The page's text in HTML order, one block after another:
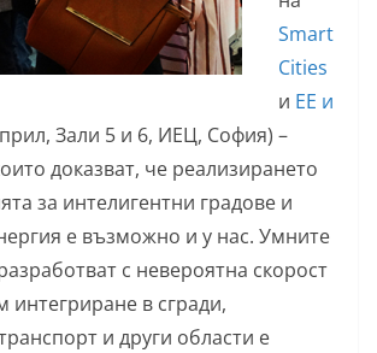
Smart
Cities
и ЕЕ и
Зали 5 и 6, ИЕЦ, София) –
доказват, че реализирането
за интелигентни градове и
е възможно и у нас. Умните
с невероятна скорост
интегриране в сгради,
и други области е